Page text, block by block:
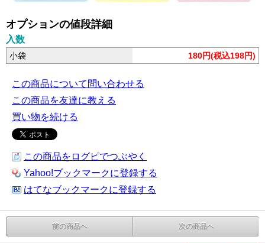
オプションの値段詳細
入数
小袋 180円(税込198円)
この商品について問い合わせる
この商品を友達に教える
買い物を続ける
この商品をログピでつぶやく
Yahoo!ブックマークに登録する
はてなブックマークに登録する
前の商品へ 次の商品へ